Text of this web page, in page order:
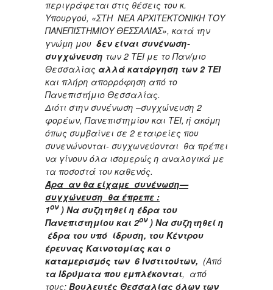
περιγράφεται στις θέσεις του κ.
Υπουργού, «ΣΤΗ ΝΕΑ ΑΡΧΙΤΕΚΤΟΝΙΚΗ ΤΟΥ
ΠΑΝΕΠΙΣΤΗΜΙΟΥ ΘΕΣΣΑΛΙΑΣ», κατά την
γνώμη μου δεν είναι συνένωση-
συγχώνευση των 2 ΤΕΙ με το Παν/μιο
Θεσσαλίας αλλά κατάργηση των 2 ΤΕΙ
και πλήρη απορρόφηση από το
Πανεπιστήμιο Θεσσαλίας.
Διότι στην συνένωση –συγχώνευση 2
φορέων, Πανεπιστημίου και ΤΕΙ, ή ακόμη
όπως συμβαίνει σε 2 εταιρείες που
συνενώνονται- συγχωνεύονται θα πρέπει
να γίνουν όλα ισομερώς η αναλογικά με
τα ποσοστά του καθενός.
Άρα αν θα είχαμε συνένωση—
συγχώνευση θα έπρεπε :
1ον) Να συζητηθεί η έδρα του
Πανεπιστημίου και 2ον) Να συζητηθεί η
έδρα του υπό ίδρυση, του Κέντρου
έρευνας Καινοτομίας και ο
καταμερισμός των 6 Ινστιτούτων, (Από
τα Ιδρύματα που εμπλέκονται, από
τους: Βουλευτές Θεσσαλίας όλων των